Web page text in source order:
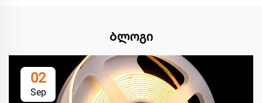
Ბლოგი
02
Sep